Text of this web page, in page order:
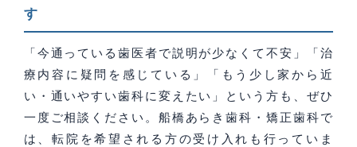
す
「今通っている歯医者で説明が少なくて不安」「治
療内容に疑問を感じている」「もう少し家から近
い・通いやすい歯科に変えたい」という方も、ぜひ
一度ご相談ください。船橋あらき歯科・矯正歯科で
は、転院を希望される方の受け入れも行っていま